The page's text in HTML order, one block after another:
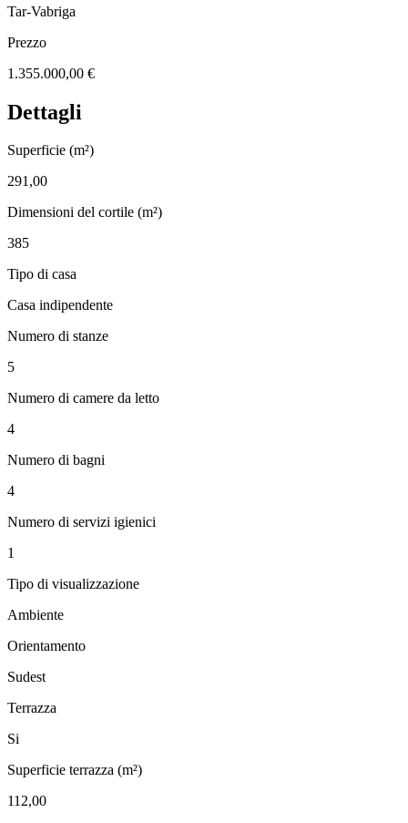
Tar-Vabriga
Prezzo
1.355.000,00 €
Dettagli
Superficie (m²)
291,00
Dimensioni del cortile (m²)
385
Tipo di casa
Casa indipendente
Numero di stanze
5
Numero di camere da letto
4
Numero di bagni
4
Numero di servizi igienici
1
Tipo di visualizzazione
Ambiente
Orientamento
Sudest
Terrazza
Si
Superficie terrazza (m²)
112,00